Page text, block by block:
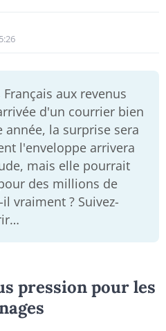
aux revenus
d'un courrier bien
la surprise sera
l'enveloppe arrivera
mais elle pourrait
des millions de
vraiment ? Suivez-
pression pour les